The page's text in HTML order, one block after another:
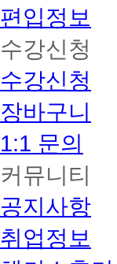
제
택
상
이
합
니
편입정보
수강신청
수강신청
장바구니
1:1 문의
커뮤니티
공지사항
취업정보